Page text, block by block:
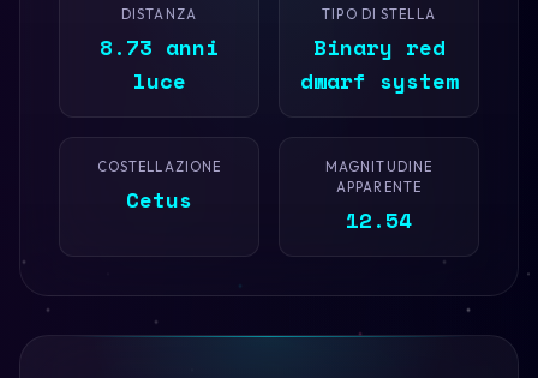
DISTANZA
8.73 anni
luce
TIPO DI STELLA
Binary red
dwarf system
COSTELLAZIONE
Cetus
MAGNITUDINE
APPARENTE
12.54